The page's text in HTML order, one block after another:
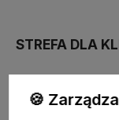
STREFA DLA
PŁATNOŚĆ I
🍪